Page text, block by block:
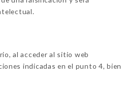
al acceder al sitio web
indicadas en el punto 4, bien